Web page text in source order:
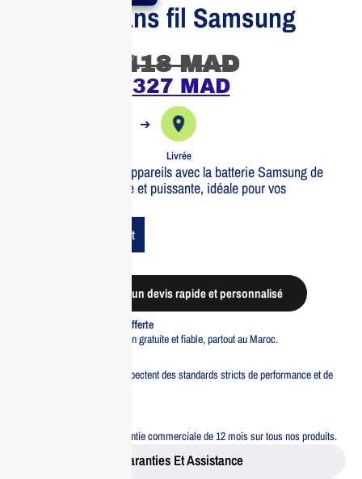
Batterie sans fil Samsung
418MAD
327 MAD
➔
Livrée
Chargez sans fil vos appareils avec la batterie Samsung de
10000 Mah. Compacte et puissante, idéale pour vos
Add To Cart
Demander un devis rapide et personnalisé
Livraison standard offerte
Profitez d’une livraison gratuite et fiable, partout au Maroc.
Tous nos produits respectent des standards stricts de performance et de
Bénéficiez d’une garantie commerciale de 12 mois sur tous nos produits.
Garanties Et Assistance